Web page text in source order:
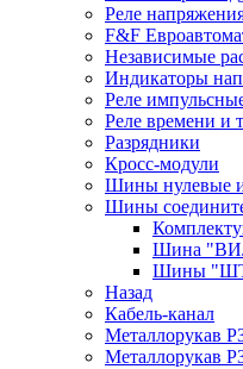
Реле
F&F
Независимые
Индикаторы
Реле
Реле времени и
Разрядники
Кросс-модули
Шины нулевые
Шины
Шина
Шины
Назад
Кабель-канал
Металлорукав
Металлорукав